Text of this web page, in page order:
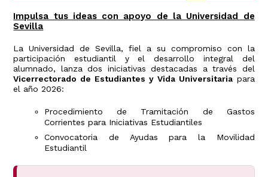
Impulsa tus ideas con apoyo de la Universidad de
Sevilla
La Universidad de Sevilla, fiel a su compromiso con la
participación estudiantil y el desarrollo integral del
alumnado, lanza dos iniciativas destacadas a través del
Vicerrectorado de Estudiantes y Vida Universitariapara
el año 2026:
Procedimiento de Tramitación de Gastos
Corrientes para Iniciativas Estudiantiles
Convocatoria de Ayudas para la Movilidad
Estudiantil